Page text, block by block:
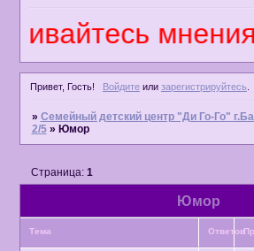
Привет, Гость! Войдитеили зарегистрируйтесь
» Семейный детский центр "Ди Го-Го"
2/5 » Юмор
Юмор
Страница: 1
Тема Ответов